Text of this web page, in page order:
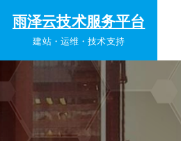
雨泽云技术服务平台
建站・运维・技术支持